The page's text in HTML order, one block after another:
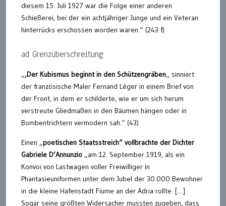
diesem 15. Juli 1927 war die Folge einer anderen
Schießerei, bei der ein achtjähriger Junge und ein Veteran
hinterrücks erschossen worden waren.“ (243 f)
ad Grenzüberschreitung
„‚Der Kubismus beginnt in den Schützengräben‚, sinniert
der französische Maler Fernand Léger in einem Brief von
der Front, in dem er schilderte, wie er um sich herum
verstreute Gliedmaßen in den Bäumen hängen oder in
Bombentrichtern vermodern sah.“ (43)
Einen „poetischen Staatsstreich“ vollbrachte der Dichter
Gabriele D’Annunzio „am 12. September 1919, als ein
Konvoi von Lastwagen voller Freiwilliger in
Phantasieuniformen unter dem Jubel der 30.000 Bewohner
in die kleine Hafenstadt Fiume an der Adria rollte. […]
Sogar seine größten Widersacher mussten zugeben, dass